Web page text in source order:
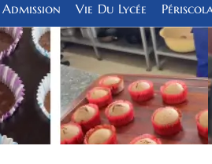
Admission Vie Du Lycée